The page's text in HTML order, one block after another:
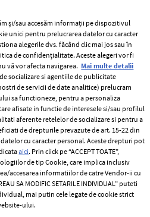
Termeni si conditii
Politica de
confidențialitate
Politica de cookies
Publicitate
și/sau accesăm informații pe dispozitivul
unici pentru prelucrarea datelor cu caracter
alegerile dvs. făcând clic mai jos sau în
de confidențialitate. Aceste alegeri vor fi
vă vor afecta navigarea. Mai multe detalii
socializare si agentiile de publicitate
de servicii de date analitice) prelucram
sa functioneze, pentru a personaliza
afisate in functie de interesele si/sau profilul
aferente retelelor de socializare si pentru a
de drepturile prevazute de art. 15-22 din
cu caracter personal. Aceste drepturi pot
aici. Prin click pe “ACCEPT TOATE”,
de tip Cookie, care implica inclusiv
accesarea informatiilor de catre Vendor-ii cu
SA MODIFIC SETARILE INDIVIDUAL” puteti
mai putin cele legate de cookie strict
ului.